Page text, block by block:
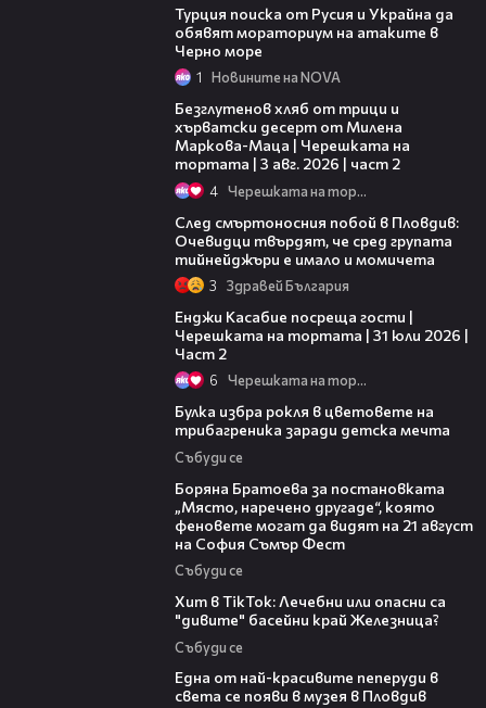
Турция поиска от Русия и Украйна да
обявят мораториум на атаките в
Черно море
1 Новините на NOVA
Безглутенов хляб от трици и
хърватски десерт от Милена
Маркова-Маца | Черешката на
тортата | 3 авг. 2026 | част 2
4 Черешката на тортата
След смъртоносния побой в Пловдив:
Очевидци твърдят, че сред групата
тийнейджъри е имало и момичета
3 Здравей България
Енджи Касабие посреща гости |
Черешката на тортата | 31 юли 2026 |
Част 2
6 Черешката на тортата
Булка избра рокля в цветовете на
трибагреника заради детска мечта
Събуди се
Боряна Братоева за постановката
„Място, наречено другаде“, която
феновете могат да видят на 21 август
на София Съмър Фест
Събуди се
Хит в TikTok: Лечебни или опасни са
"дивите" басейни край Железница?
Събуди се
Една от най-красивите пеперуди в
света се появи в музея в Пловдив